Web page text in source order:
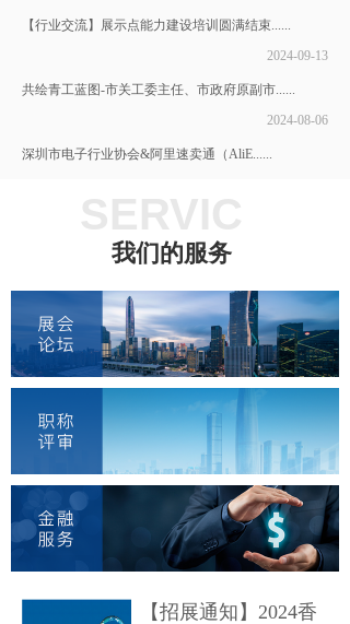
【行业交流】​展示点能力建设培训圆满结束......
2024-09-13
共绘青工蓝图-市关工委主任、市政府原副市......
2024-08-06
深圳市电子行业协会&阿里速卖通（AliE......
我们的服务
【招展通知】2024香